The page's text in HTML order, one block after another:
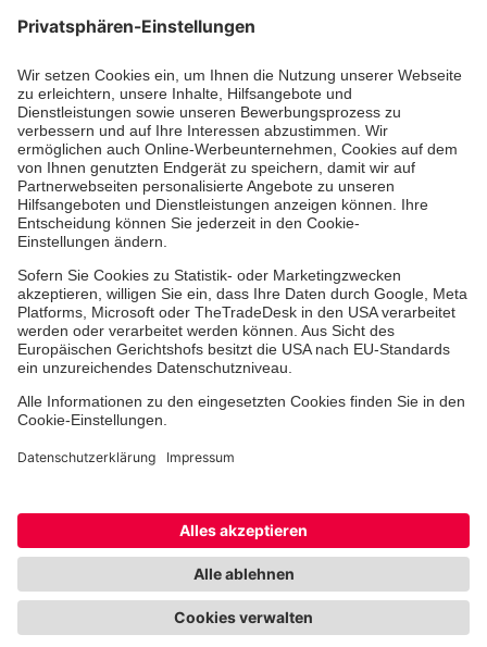
Kununu Top Company 2026
Medizin & Pflege
Zentren
Patienten
Online-Termin
Hinweisgebersystem
Cookie-Einstellungen Datenschutz Barrierefreiheit
Impressum Kontakt Widerruf